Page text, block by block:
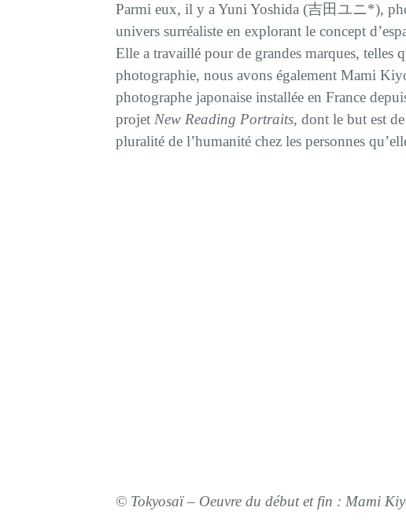
Parmi eux, il y a Yuni Yoshida (吉田ユニ*),
univers surréaliste en explorant le concept
Elle a travaillé pour de grandes marques, telles
photographie, nous avons également Mami
photographe japonaise installée en France
projet New Reading Portraits, dont le but est
pluralité de l’humanité chez les personnes
© Tokyosaï – Oeuvre du début et fin : Mami